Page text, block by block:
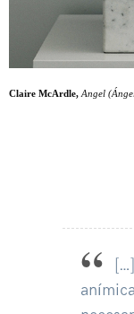
Claire McArdle, Angel